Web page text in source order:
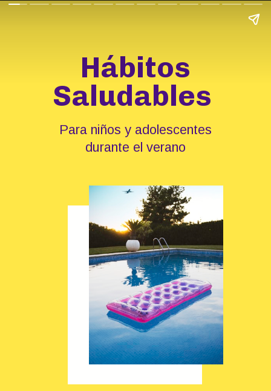
Hábitos
Saludables
Para niños y adolescentes
durante el verano